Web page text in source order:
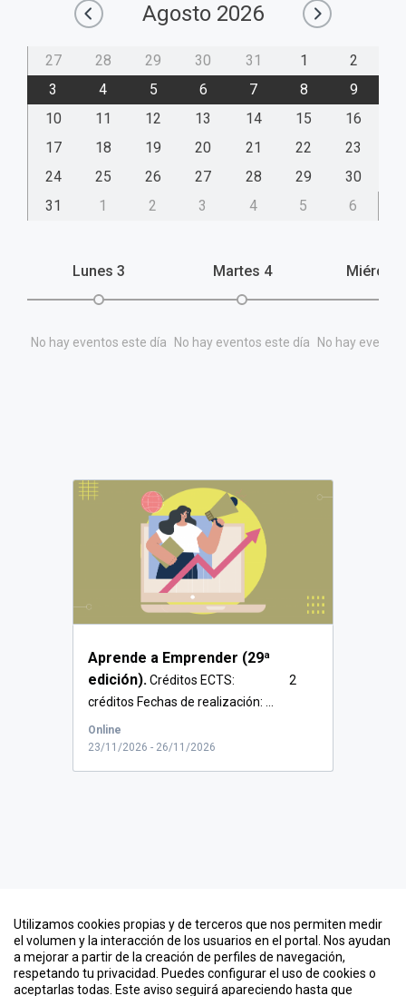
Utilizamos cookies propias y de terceros que nos permiten medir
el volumen y la interacción de los usuarios en el portal. Nos ayudan
a mejorar a partir de la creación de perfiles de navegación,
respetando tu privacidad. Puedes configurar el uso de cookies o
aceptarlas todas. Este aviso seguirá apareciendo hasta que
Agosto 2026
27 28 29 30 31 1
2
3
4 5 6 7 8
9
10
11 12 13 14 15
16
17
18 19 20 21 22
23
24
25 26 27 28 29
30
31
1 2 3 4 5 6
Lunes 3
No hay eventos este día
Martes 4
No hay eventos este día No hay
Aprende a Emprender (29ª
edición). Créditos ECTS: 2
créditos Fechas de realización: ...
Online
23/11/2026 - 26/11/2026
Contacto
Quiero crear un evento
Información legal